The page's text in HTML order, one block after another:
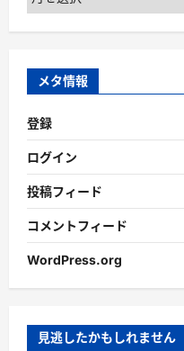
ー
カ
ブ
メタ情報
登録
ログイン
投稿フィード
コメントフィード
WordPress.org
見逃したかもしれません